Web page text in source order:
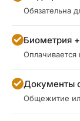
Обязательна
Биометрия
Оплачивается
Документы
Общежитие